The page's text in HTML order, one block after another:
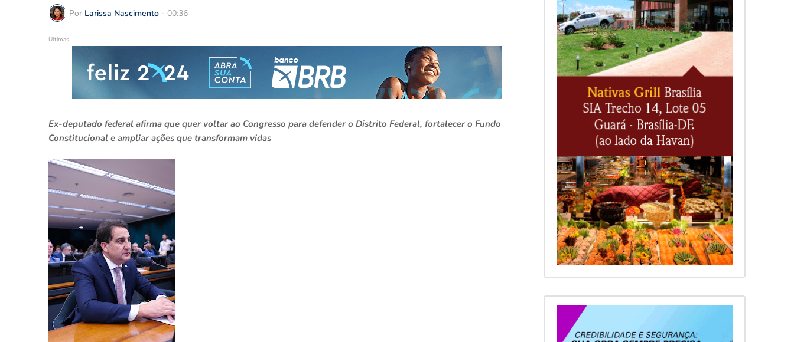
Por Larissa Nascimento - 00:36
Últimas
Ex-deputado federal afirma que quer voltar ao Congresso para defender o Distrito Federal, fortalecer o Fundo
Constitucional e ampliar ações que transformam vidas